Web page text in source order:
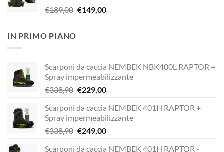
€338,90.€249,00.
€189,00 Il
€149,00Il
IN PRIMO PIANO
Scarponi da caccia NEMBEK NBK400L RAPTOR +
Spray impermeabilizzante
€338,90 Il
originale
era:
€338,90.
€229,00Il
attuale
è:
€229,00.
Scarponi da caccia NEMBEK 401H RAPTOR +
Spray impermeabilizzante
€338,90 Il
€249,00Il
Scarponi da caccia NEMBEK 401H RAPTOR -